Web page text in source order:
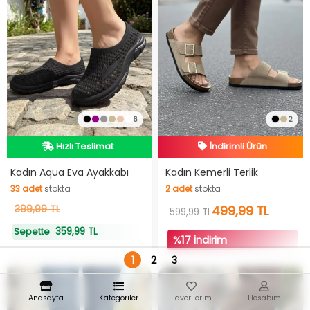
6
Hızlı Teslimat
Hızlı Teslimat
Kadın Aqua Eva Ayakkabı
33adetstokta
33adetstokta
399,99 TL
Sepette 359,99 TL
2
İndirimli Ürün
Hızlı Teslimat
İndirimli Ürün
Kadın Kemerli Terlik
2adetstokta
adetstokta
599,99 TL499,99 TL
%17 İndirim
1 2 3
Anasayfa Kategoriler Favorilerim Hesabım